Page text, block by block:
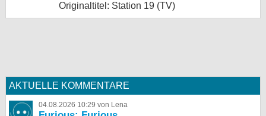
Originaltitel: Station 19 (TV)
AKTUELLE KOMMENTARE
04.08.2026 10:29 von Lena